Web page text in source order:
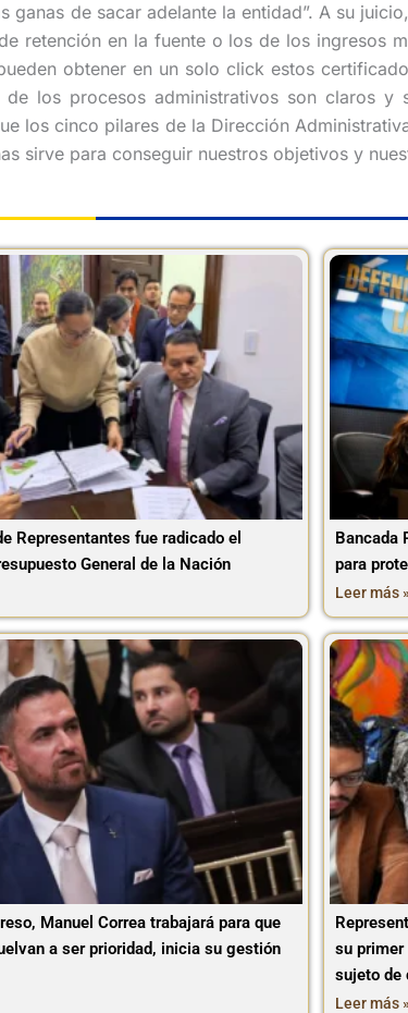
de sacar adelante la entidad”. A su
retención en la fuente o los de los ingresos
obtener en un solo click estos
los procesos administrativos son claros
los cinco pilares de la Dirección
sirve para conseguir nuestros objetivos y
Representantes fue radicado el
General de la Nación
Bancada
para
Leer más »
Manuel Correa trabajará para que
a ser prioridad, inicia su gestión
su primer
sujeto de
Leer más »